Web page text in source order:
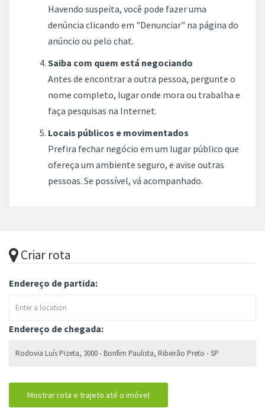
Havendo suspeita, você pode fazer uma
denúncia clicando em "Denunciar" na página do
anúncio ou pelo chat.
Saiba com quem está negociando
Antes de encontrar a outra pessoa, pergunte o
nome completo, lugar onde mora ou trabalha e
faça pesquisas na Internet.
Locais públicos e movimentados
Prefira fechar negócio em um lugar público que
ofereça um ambiente seguro, e avise outras
pessoas. Se possível, vá acompanhado.
Criar rota
Endereço de partida:
Endereço de chegada: